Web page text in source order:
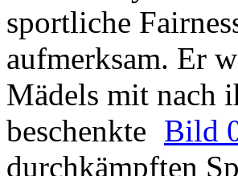
sportliche
aufmerksam. Er
Mädels mit nach
beschenkte Bild
durchkämpften